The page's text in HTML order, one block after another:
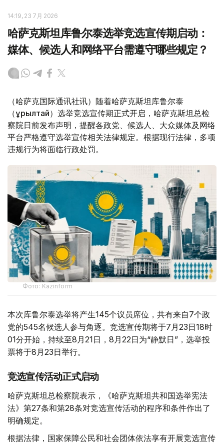
14:19, 23 7月 2026
哈萨克斯坦库鲁尔泰选举竞选宣传期启动：
媒体、候选人和网络平台需遵守哪些规定？
（哈萨克国际通讯社讯）随着哈萨克斯坦库鲁尔泰
（Құрылтай）选举竞选宣传期正式开启，哈萨克斯坦总检
察院日前发布声明，提醒各政党、候选人、大众媒体及网络
平台严格遵守选举宣传相关法律规定。根据现行法律，多项
违规行为将面临行政处罚。
Фото: Kazinform
本次库鲁尔泰选举将产生145个议员席位，共有来自7个政
党的545名候选人参与角逐。竞选宣传期将于7月23日18时
01分开始，持续至8月21日，8月22日为“静默日”，选举投
票将于8月23日举行。
竞选宣传活动正式启动
哈萨克斯坦总检察院表示，《哈萨克斯坦共和国选举宪法
法》第27条和第28条对竞选宣传活动的程序和条件作出了
明确规定。
根据法律，国家保障公民和社会团体依法享有开展竞选宣传